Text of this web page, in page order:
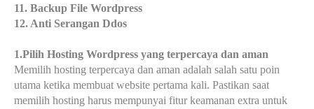
11. Backup File Wordpress
12. Anti Serangan Ddos
1.Pilih Hosting Wordpress yang terpercaya dan aman
Memilih hosting terpercaya dan aman adalah salah satu poin
utama ketika membuat website pertama kali. Pastikan saat
memilih hosting harus mempunyai fitur keamanan extra untuk